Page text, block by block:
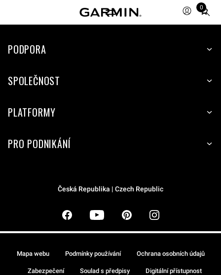
0
Total
items
cart:
PODPORA
SPOLEČNOST
PLATFORMY
PRO PODNIKÁNÍ
Česká Republika | Czech Republic
Mapa webu Podmínky používání Ochrana osobních údajů
Zabezpečení Soulad s předpisy Digitální přístupnost